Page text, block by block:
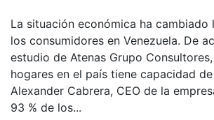
La situación económica ha cambiado
los consumidores en Venezuela. De
estudio de Atenas Grupo
hogares en el país tiene capacidad
Alexander Cabrera, CEO de la
93 % de los...